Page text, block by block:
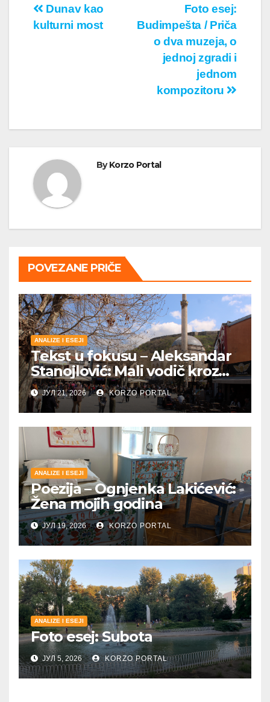
Кретање
Foto esej:
Budimpešta / Priča
o dva muzeja, o
jednoj zgradi i
jednom
kompozitoru
Dunav kao
kulturni most
ByKorzo Portal
POVEZANE PRIČE
ANALIZE I ESEJI
Tekst u fokusu – Aleksandar
Stanojlović: Mali vodič kroz
Metohiju
ЈУЛ 21, 2026 KORZO PORTAL
ANALIZE I ESEJI
Poezija – Ognjenka Lakićević:
Žena mojih godina
ЈУЛ 19, 2026 KORZO PORTAL
ANALIZE I ESEJI
Foto esej: Subota
ЈУЛ 5, 2026 KORZO PORTAL